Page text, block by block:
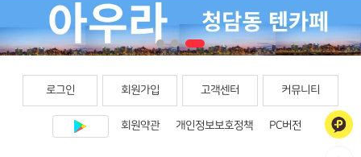
로그인 회원가입 고객센터 커뮤니티
회원약관 개인정보보호정책 PC버전